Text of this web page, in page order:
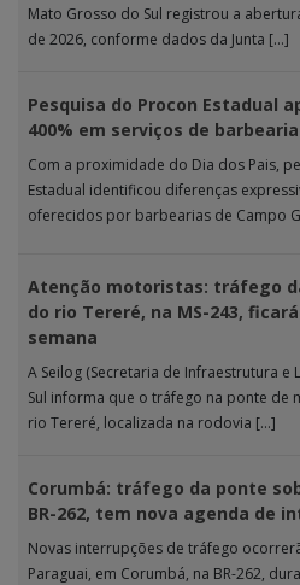
Mato Grosso do Sul registrou a
de 2026, conforme dados da Junta […]
Pesquisa do Procon Estadual
400% em serviços de
Com a proximidade do Dia dos Pais,
Estadual identificou diferenças
oferecidos por barbearias de Campo
Atenção motoristas: tráfego
do rio Tereré, na MS-243,
semana
A Seilog (Secretaria de Infraestrutura e
Sul informa que o tráfego na ponte de
rio Tereré, localizada na rodovia […]
Corumbá: tráfego da ponte
BR-262, tem nova agenda de
Novas interrupções de tráfego
Paraguai, em Corumbá, na BR-262,